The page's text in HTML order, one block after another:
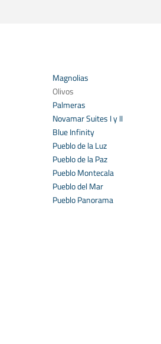
Magnolias
Olivos
Palmeras
Novamar Suites I y II
Blue Infinity
Pueblo de la Luz
Pueblo de la Paz
Pueblo Montecala
Pueblo del Mar
Pueblo Panorama